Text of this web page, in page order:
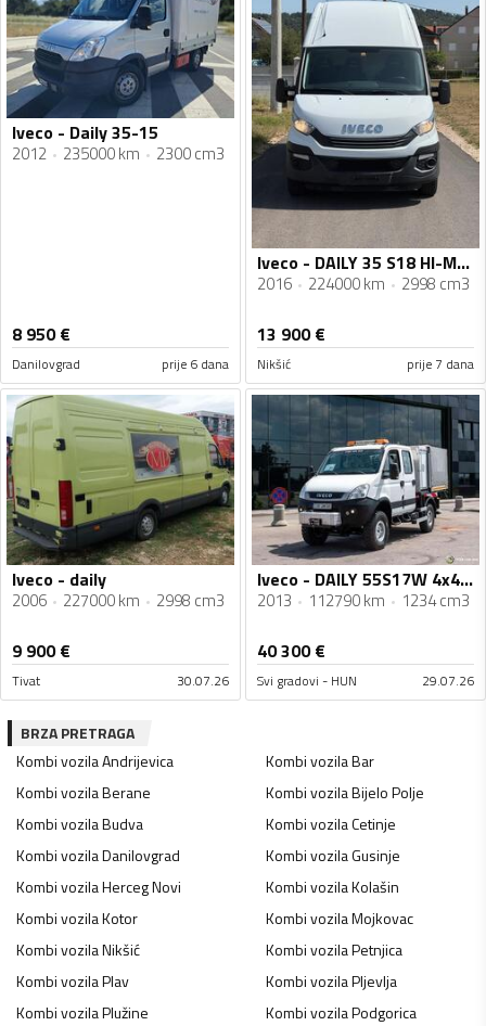
Iveco - Daily 35-15
2012 235000 km 2300 cm3
8 950€
Danilovgrad prije 6 dana
Iveco - DAILY 35 S18 HI-MATIC
2016 224000 km 2998 cm3
13 900€
Nikšić prije 7 dana
Iveco - daily
2006 227000 km 2998 cm3
9 900€
Tivat 30.07.26
Iveco - DAILY 55S17W 4x4 / DOKA dupla kabina / Camper / Cerada / Kamion do 3,5 t / STR-0723
2013 112790 km 1234 cm3
40 300€
Svi gradovi - HUN 29.07.26
BRZA PRETRAGA
Kombi vozilaAndrijevica Kombi vozilaBar
Kombi vozilaBerane Kombi vozilaBijelo Polje
Kombi vozilaBudva Kombi vozilaCetinje
Kombi vozilaDanilovgrad Kombi vozilaGusinje
Kombi vozilaHerceg Novi Kombi vozilaKolašin
Kombi vozilaKotor Kombi vozilaMojkovac
Kombi vozilaNikšić Kombi vozilaPetnjica
Kombi vozilaPlav Kombi vozilaPljevlja
Kombi vozilaPlužine Kombi vozilaPodgorica